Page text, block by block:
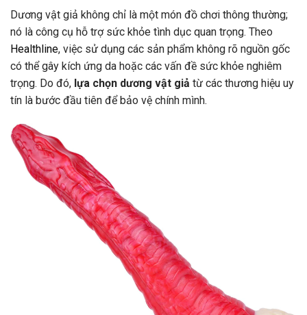
Dương vật giả không chỉ là một món đồ chơi thông thường;
nó là công cụ hỗ trợ sức khỏe tình dục quan trọng. Theo
Healthline, việc sử dụng các sản phẩm không rõ nguồn gốc
có thể gây kích ứng da hoặc các vấn đề sức khỏe nghiêm
trọng. Do đó, lựa chọn dương vật giả từ các thương hiệu uy
tín là bước đầu tiên để bảo vệ chính mình.